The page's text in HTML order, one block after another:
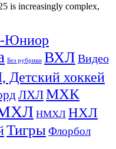
is increasingly complex,
Без рубрики ВХЛ Видео
Детский хоккей
ЛХЛМХК
НМХЛ НХЛ
ТигрыФлорбол